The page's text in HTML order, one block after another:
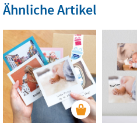
Ähnliche Artikel